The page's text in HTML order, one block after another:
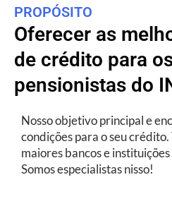
PROPÓSITO
Oferecer as
de crédito para
pensionistas do
Nosso objetivo principal e
condições para o seu
maiores bancos e
Somos especialistas nisso!